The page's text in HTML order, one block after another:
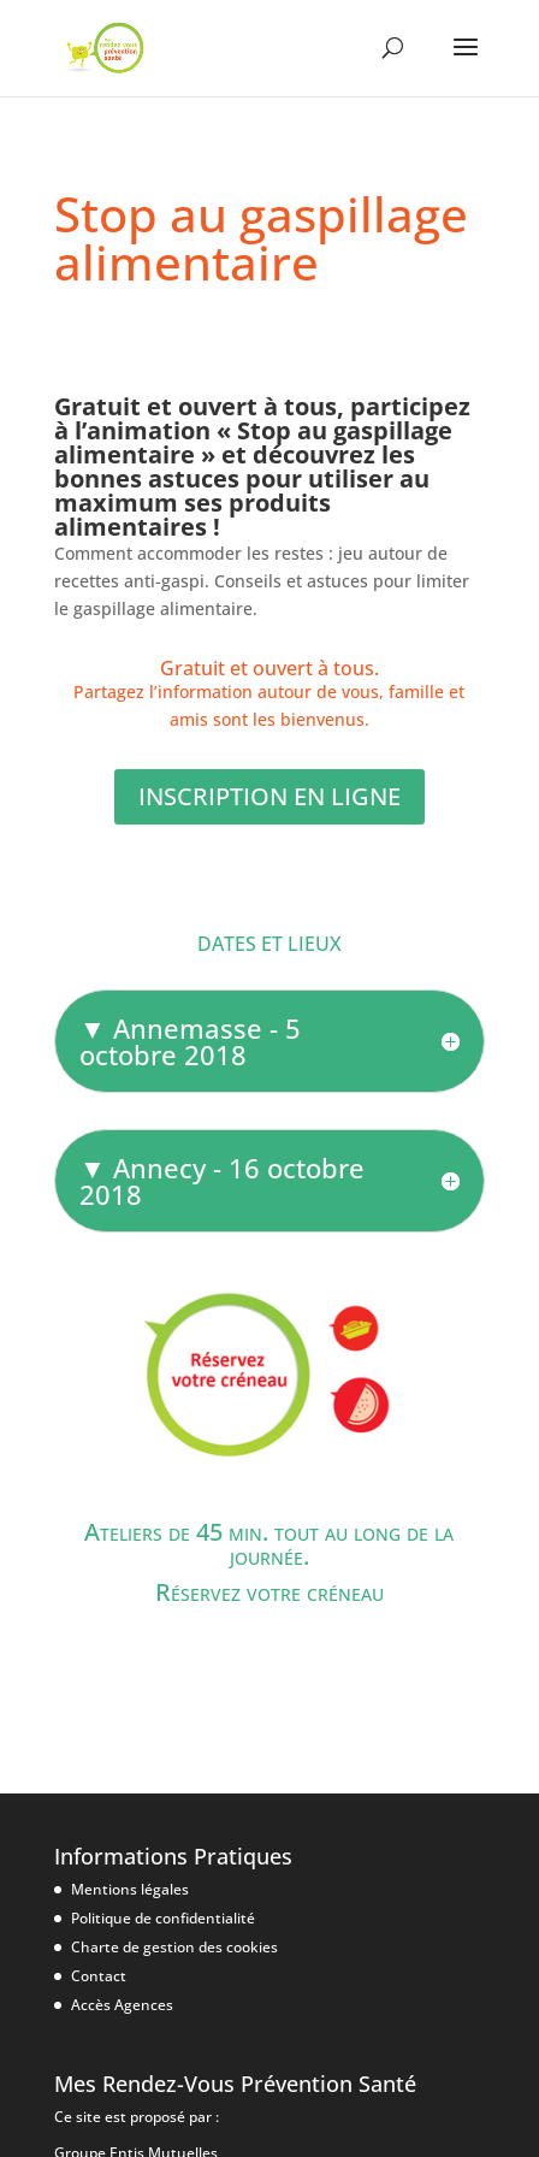
Stop au gaspillage
alimentaire
Gratuit et ouvert à tous, participez
à l’animation « Stop au gaspillage
alimentaire » et découvrez les
bonnes astuces pour utiliser au
maximum ses produits
alimentaires !
Comment accommoder les restes : jeu autour de
recettes anti-gaspi. Conseils et astuces pour limiter
le gaspillage alimentaire.
Gratuit et ouvert à tous.
Partagez l’information autour de vous, famille et
amis sont les bienvenus.
INSCRIPTION EN LIGNE
DATES ET LIEUX
▼ Annemasse - 5
octobre 2018
▼ Annecy - 16 octobre
2018
Ateliers de 45 min. tout au long de la
journée.
Réservez votre créneau
Informations Pratiques
Mentions légales
Politique de confidentialité
Charte de gestion des cookies
Contact
Accès Agences
Mes Rendez-Vous Prévention Santé
Ce site est proposé par :